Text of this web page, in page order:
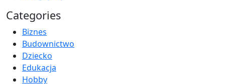
Categories
Biznes
Budownictwo
Dziecko
Edukacja
Hobby